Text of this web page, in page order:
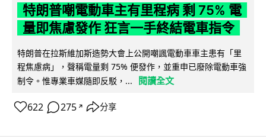
特朗普嘲電動車主有里程病 剩 75% 電
量即焦慮發作 狂言一手終結電車指令
特朗普在拉斯維加斯造勢大會上公開嘲諷電動車車主患有「里
程焦慮病」，聲稱電量剩 75% 便發作，並重申已廢除電動車強
制令。惟專業車媒隨即反駁，...
閱讀全文
622 275 ↗ 分享